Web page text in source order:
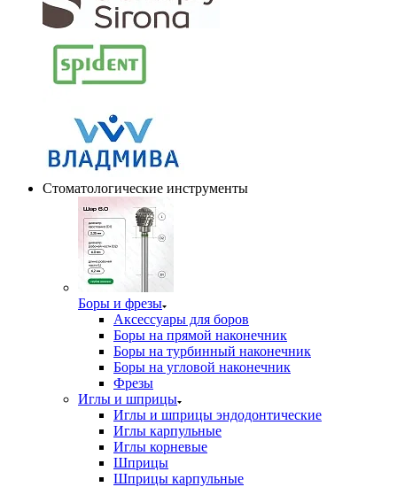
Стоматологические инструменты
Боры и фрезы
Аксессуары для боров
Боры на прямой наконечник
Боры на турбинный наконечник
Боры на угловой наконечник
Фрезы
Иглы и шприцы
Иглы и шприцы эндодонтические
Иглы карпульные
Иглы корневые
Шприцы
Шприцы карпульные